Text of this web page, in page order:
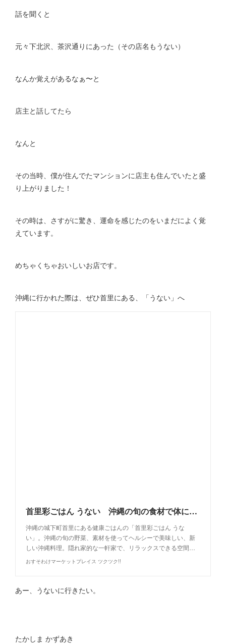
話を聞くと
元々下北沢、茶沢通りにあった（その店名もうない）
なんか覚えがあるなぁ〜と
店主と話してたら
なんと
その当時、僕が住んでたマンションに店主も住んでいたと盛
り上がりました！
その時は、さすがに驚き、運命を感じたのをいまだによく覚
えています。
めちゃくちゃおいしいお店です。
沖縄に行かれた際は、ぜひ首里にある、「うない」へ
首里彩ごはん うない 沖縄の旬の食材で体に美味しいランチ＆ディナー
沖縄の城下町首里にある健康ごはんの「首里彩ごはん うな
い」。沖縄の旬の野菜、素材を使ってヘルシーで美味しい、新
しい沖縄料理。隠れ家的な一軒家で、リラックスできる空間…
おすそわけマーケットプレイス ツクツク!!
あー、うないに行きたい。
たかしま かずあき